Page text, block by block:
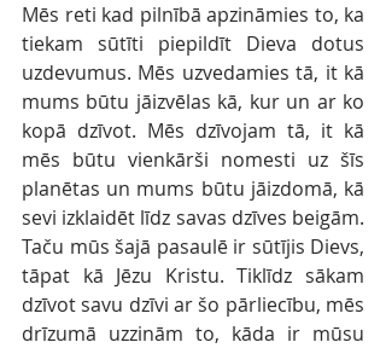
Mēs reti kad pilnībā apzināmies to, ka
tiekam sūtīti piepildīt Dieva dotus
uzdevumus. Mēs uzvedamies tā, it kā
mums būtu jāizvēlas kā, kur un ar ko
kopā dzīvot. Mēs dzīvojam tā, it kā
mēs būtu vienkārši nomesti uz šīs
planētas un mums būtu jāizdomā, kā
sevi izklaidēt līdz savas dzīves beigām.
Taču mūs šajā pasaulē ir sūtījis Dievs,
tāpat kā Jēzu Kristu. Tiklīdz sākam
dzīvot savu dzīvi ar šo pārliecību, mēs
drīzumā uzzinām to, kāda ir mūsu